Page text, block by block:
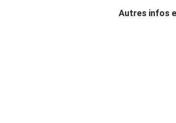
Autres infos